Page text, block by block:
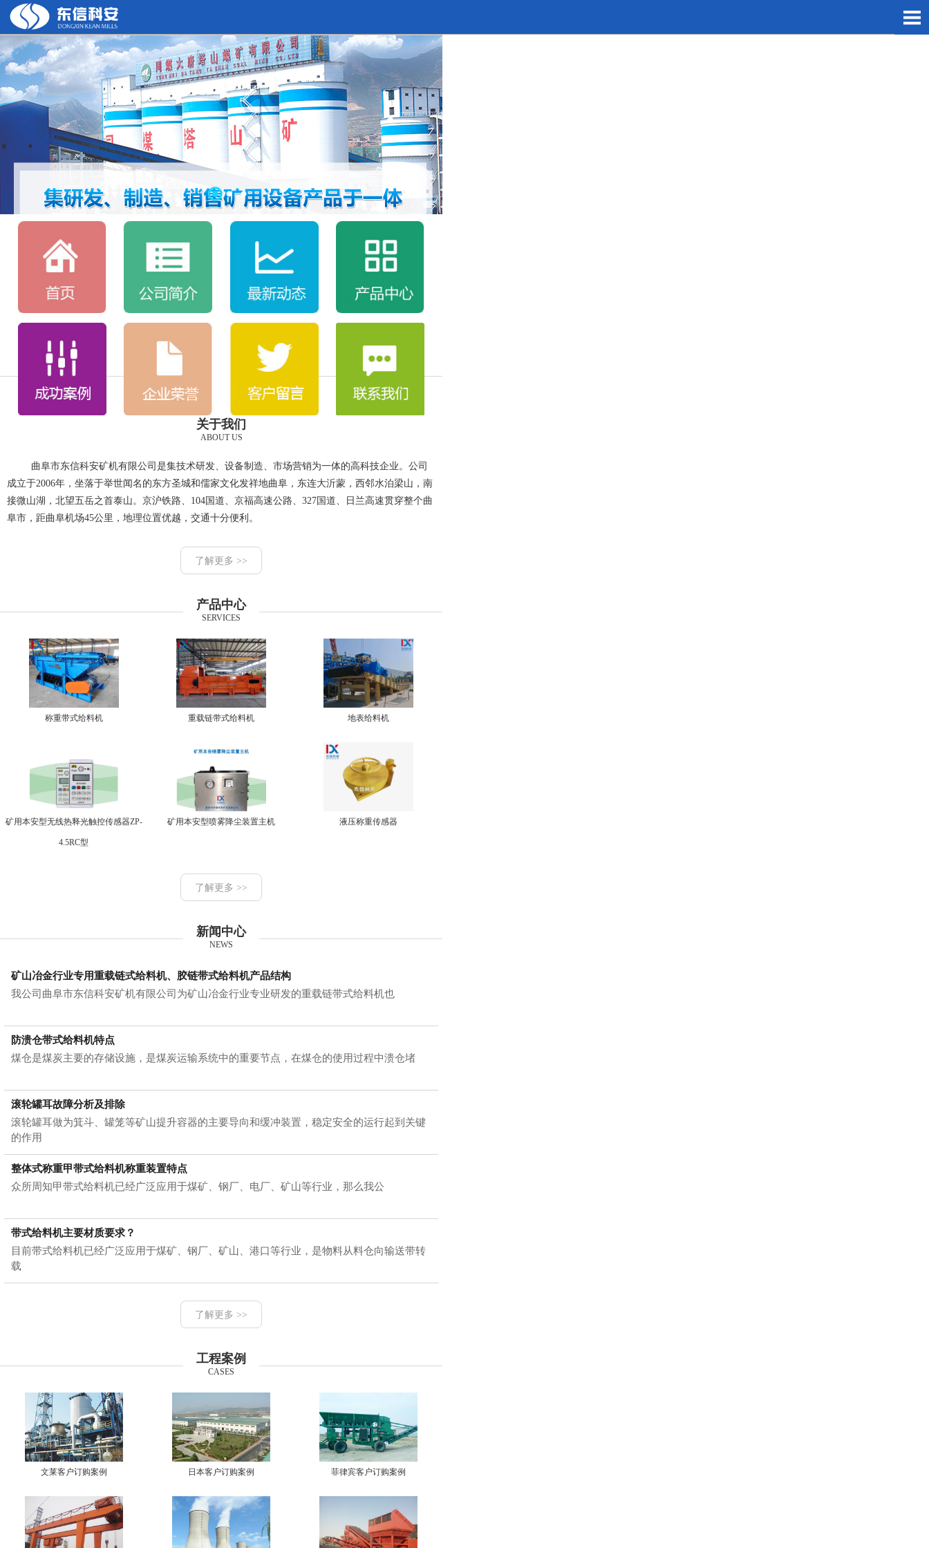
关于我们
ABOUT US
曲阜市东信科安矿机有限公司是集技术研发、设备制造、市场营销为一体的高科技企业。公司
成立于2006年，坐落于举世闻名的东方圣城和儒家文化发祥地曲阜，东连大沂蒙，西邻水泊梁山，南
接微山湖，北望五岳之首泰山。京沪铁路、104国道、京福高速公路、327国道、日兰高速贯穿整个曲
阜市，距曲阜机场45公里，地理位置优越，交通十分便利。
了解更多 >>
产品中心
SERVICES
称重带式给料机 重载链带式给料机 地表给料机
矿用本安型无线热释光触控传感器ZP-
4.5RC型
矿用本安型喷雾降尘装置主机 液压称重传感器
了解更多 >>
新闻中心
NEWS
矿山冶金行业专用重载链式给料机、胶链带式给料机产品结构
我公司曲阜市东信科安矿机有限公司为矿山冶金行业专业研发的重载链带式给料机也
防溃仓带式给料机特点
煤仓是煤炭主要的存储设施，是煤炭运输系统中的重要节点，在煤仓的使用过程中溃仓堵
滚轮罐耳故障分析及排除
滚轮罐耳做为箕斗、罐笼等矿山提升容器的主要导向和缓冲装置，稳定安全的运行起到关键
的作用
整体式称重甲带式给料机称重装置特点
众所周知甲带式给料机已经广泛应用于煤矿、钢厂、电厂、矿山等行业，那么我公
带式给料机主要材质要求？
目前带式给料机已经广泛应用于煤矿、钢厂、矿山、港口等行业，是物料从料仓向输送带转
载
了解更多 >>
工程案例
CASES
文莱客户订购案例 日本客户订购案例 菲律宾客户订购案例